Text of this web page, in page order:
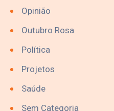
Opinião
Outubro Rosa
Política
Projetos
Saúde
Sem Categoria